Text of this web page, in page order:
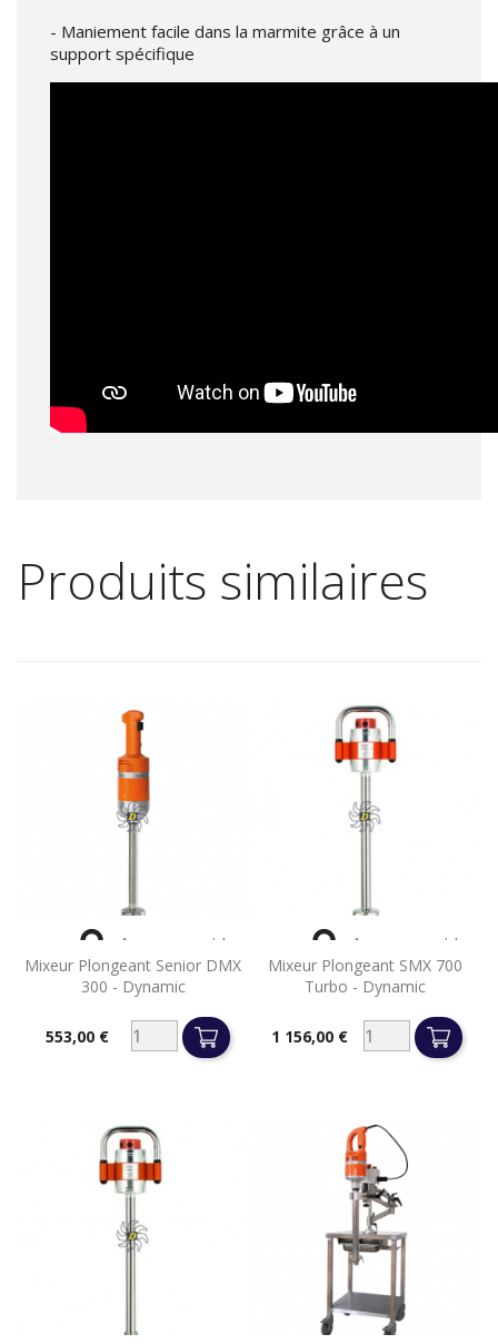
- Maniement facile dans la marmite grâce à un
support spécifique
Produits similaires
Mixeur Plongeant Senior DMX
300 - Dynamic
Prix553,00 €
 Aperçu rapide
Mixeur Plongeant SMX 700
Turbo - Dynamic
Prix1 156,00 €
 Aperçu rapide